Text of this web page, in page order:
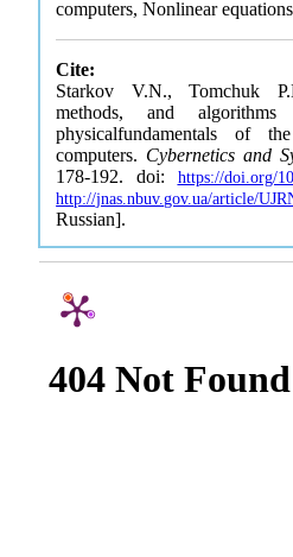
computers, Nonlinear equations
Cite:
Starkov V.N., Tomchuk
methods, and
physicalfundamentals of
computers. Cybernetics and
178-192. doi: https://doi.org/
http://jnas.nbuv.gov.ua/article/
Russian].